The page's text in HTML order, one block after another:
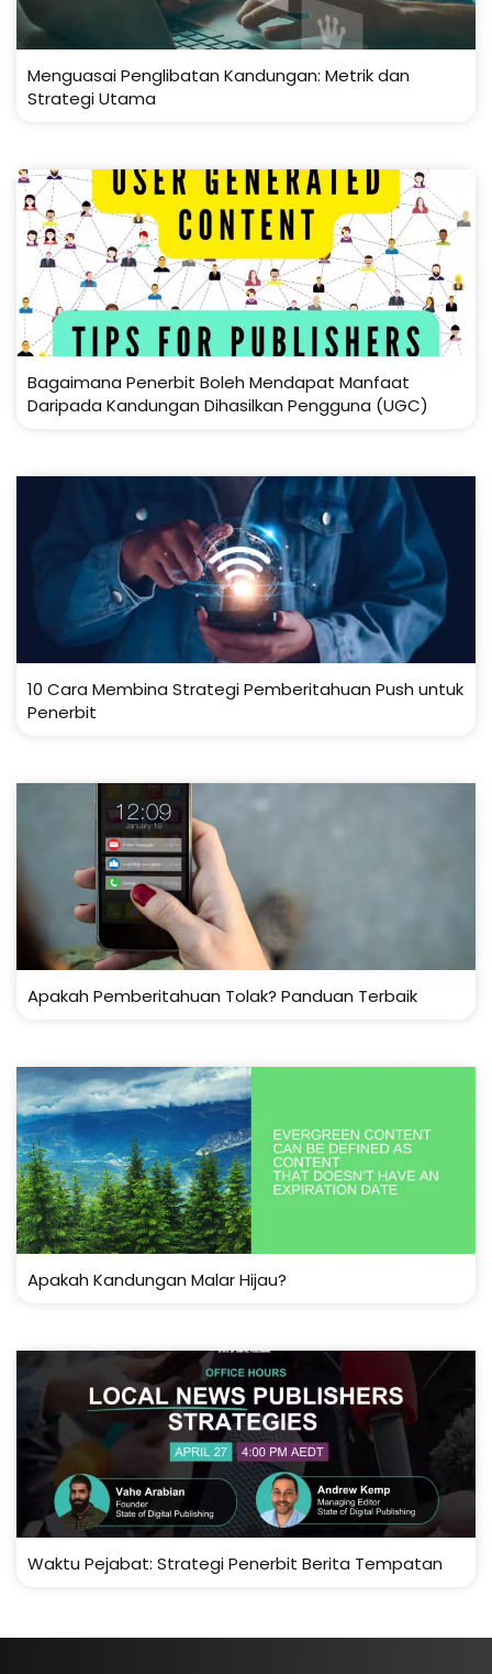
Menguasai Penglibatan Kandungan: Metrik dan
Strategi Utama
Bagaimana Penerbit Boleh Mendapat Manfaat
Daripada Kandungan Dihasilkan Pengguna (UGC)
10 Cara Membina Strategi Pemberitahuan Push untuk
Penerbit
Apakah Pemberitahuan Tolak? Panduan Terbaik
Apakah Kandungan Malar Hijau?
Waktu Pejabat: Strategi Penerbit Berita Tempatan